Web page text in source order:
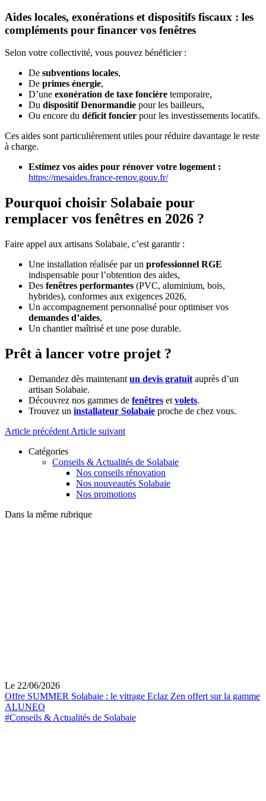
Aides locales, exonérations et dispositifs fiscaux : les
compléments pour financer vos fenêtres
Selon votre collectivité, vous pouvez bénéficier :
De subventions locales,
De primes énergie,
D’une exonération de taxe foncière temporaire,
Du dispositif Denormandie pour les bailleurs,
Ou encore du déficit foncier pour les investissements locatifs.
Ces aides sont particulièrement utiles pour réduire davantage le reste
à charge.
Estimez vos aides pour rénover votre logement :
https://mesaides.france-renov.gouv.fr/
Pourquoi choisir Solabaie pour
remplacer vos fenêtres en 2026 ?
Faire appel aux artisans Solabaie, c’est garantir :
Une installation réalisée par un professionnel RGE
indispensable pour l’obtention des aides,
Des fenêtres performantes (PVC, aluminium, bois,
hybrides), conformes aux exigences 2026,
Un accompagnement personnalisé pour optimiser vos
demandes d’aides,
Un chantier maîtrisé et une pose durable.
Prêt à lancer votre projet ?
Demandez dès maintenant un devis gratuit auprès d’un
artisan Solabaie.
Découvrez nos gammes de fenêtres et volets.
Trouvez un installateur Solabaie proche de chez vous.
Article précédent Article suivant
Catégories
Conseils & Actualités de Solabaie
Nos conseils rénovation
Nos nouveautés Solabaie
Nos promotions
Dans la même rubrique
Le 22/06/2026
Offre SUMMER Solabaie : le vitrage Eclaz Zen offert sur la gamme
ALUNEO
#Conseils & Actualités de Solabaie